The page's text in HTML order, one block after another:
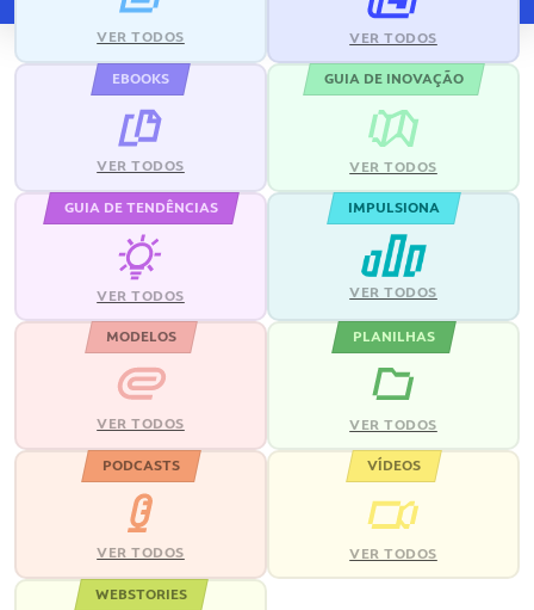
VER TODOS VER TODOS
EBOOKS
VER TODOS
GUIA DE INOVAÇÃO
VER TODOS
GUIA DE TENDÊNCIAS
VER TODOS
IMPULSIONA
VER TODOS
MODELOS
VER TODOS
PLANILHAS
VER TODOS
PODCASTS
VER TODOS
VÍDEOS
VER TODOS
WEBSTORIES